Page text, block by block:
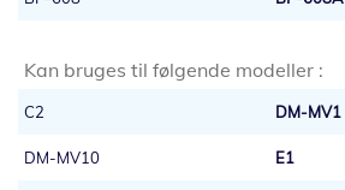
Kan bruges til følgende modeller :
C2 DM-MV1
DM-MV10 E1